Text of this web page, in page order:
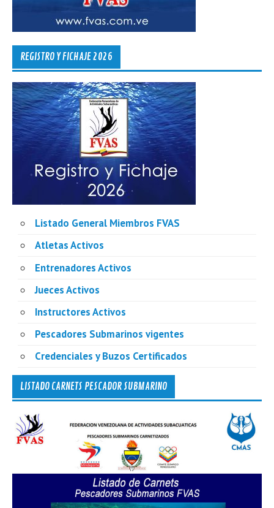
REGISTRO Y FICHAJE 2026
Listado General Miembros FVAS
Atletas Activos
Entrenadores Activos
Jueces Activos
Instructores Activos
Pescadores Submarinos vigentes
Credenciales y Buzos Certificados
LISTADO CARNETS PESCADOR SUBMARINO